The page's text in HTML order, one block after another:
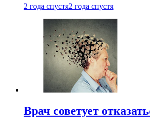
2 года спустя2 года спустя
Врач советует